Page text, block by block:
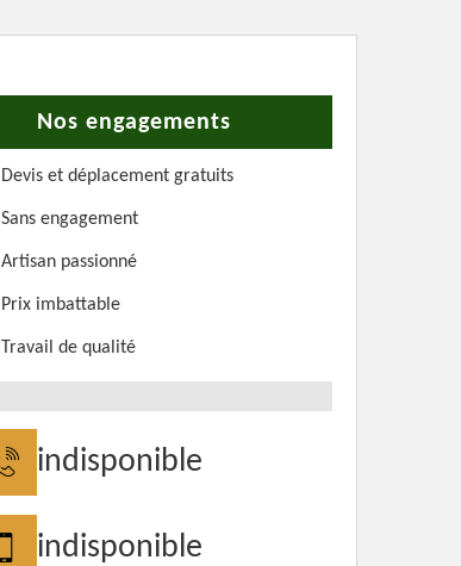
Nos engagements
Devis et déplacement gratuits
Sans engagement
Artisan passionné
Prix imbattable
Travail de qualité
indisponible
indisponible